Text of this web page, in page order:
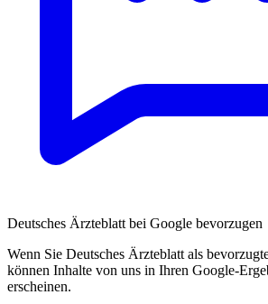
Deutsches Ärzteblatt bei Google bevorzugen
Wenn Sie Deutsches Ärzteblatt als
können Inhalte von uns in Ihren Google-
erscheinen.